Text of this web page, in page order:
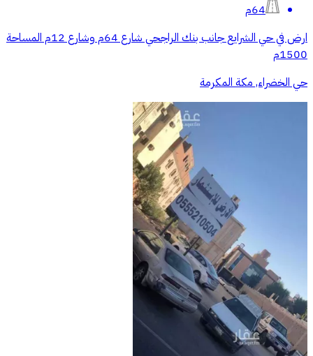
64م
ارض في حي الشرايع جانب بنك الراجحي شارع 64م وشارع 12م المساحة
1500م
حي الخضراء, مكة المكرمة